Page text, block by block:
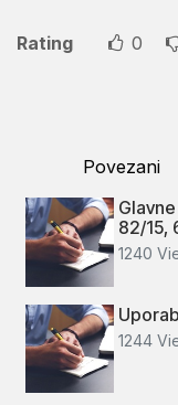
Povezani
82/15,
1240
1244
Rating 0